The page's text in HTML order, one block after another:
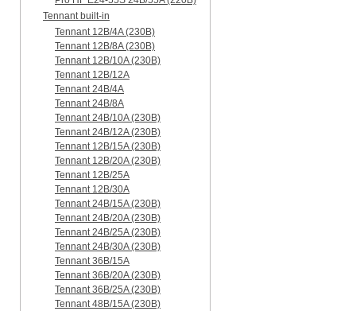
Tennant built-in
Tennant 12B/4A (230B)
Tennant 12B/8A (230B)
Tennant 12B/10A (230B)
Tennant 12B/12A
Tennant 24B/4A
Tennant 24B/8A
Tennant 24B/10A (230B)
Tennant 24B/12A (230B)
Tennant 12B/15A (230B)
Tennant 12B/20A (230B)
Tennant 12B/25A
Tennant 12B/30A
Tennant 24B/15A (230B)
Tennant 24B/20A (230B)
Tennant 24B/25A (230B)
Tennant 24B/30A (230B)
Tennant 36B/15A
Tennant 36B/20A (230B)
Tennant 36B/25A (230B)
Tennant 48B/15A (230B)